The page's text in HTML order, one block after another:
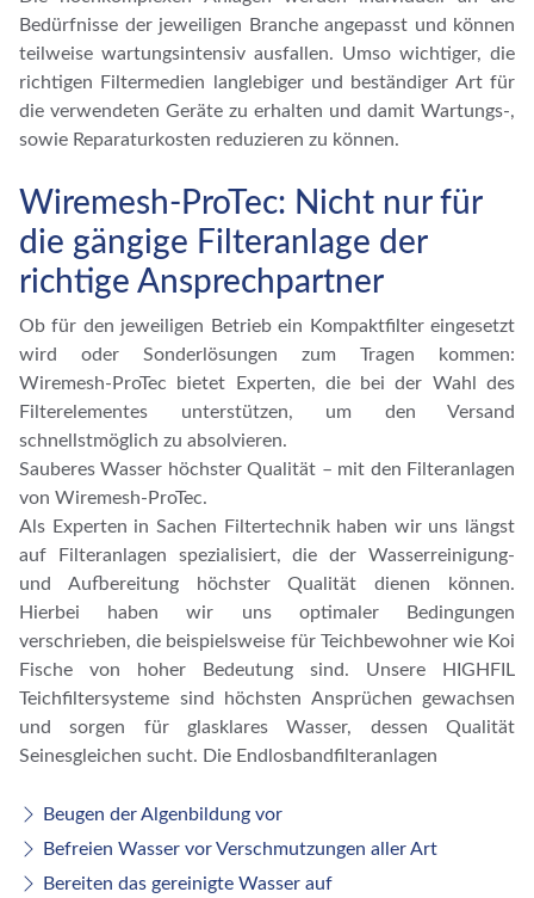
Bedürfnisse der jeweiligen Branche angepasst und können
teilweise wartungsintensiv ausfallen. Umso wichtiger, die
richtigen Filtermedien langlebiger und beständiger Art für
die verwendeten Geräte zu erhalten und damit Wartungs-,
sowie Reparaturkosten reduzieren zu können.
Wiremesh-ProTec: Nicht nur für
die gängige Filteranlage der
richtige Ansprechpartner
Ob für den jeweiligen Betrieb ein Kompaktfilter eingesetzt
wird oder Sonderlösungen zum Tragen kommen:
Wiremesh-ProTec bietet Experten, die bei der Wahl des
Filterelementes unterstützen, um den Versand
schnellstmöglich zu absolvieren.
Sauberes Wasser höchster Qualität – mit den Filteranlagen
von Wiremesh-ProTec.
Als Experten in Sachen Filtertechnik haben wir uns längst
auf Filteranlagen spezialisiert, die der Wasserreinigung-
und Aufbereitung höchster Qualität dienen können.
Hierbei haben wir uns optimaler Bedingungen
verschrieben, die beispielsweise für Teichbewohner wie Koi
Fische von hoher Bedeutung sind. Unsere HIGHFIL
Teichfiltersysteme sind höchsten Ansprüchen gewachsen
und sorgen für glasklares Wasser, dessen Qualität
Seinesgleichen sucht. Die Endlosbandfilteranlagen
Beugen der Algenbildung vor
Befreien Wasser vor Verschmutzungen aller Art
Bereiten das gereinigte Wasser auf